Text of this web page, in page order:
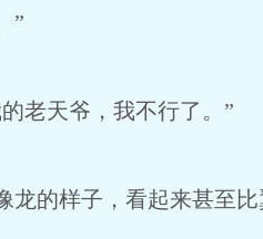
”
老天爷，我不行了。”
的样子，看起来甚至比